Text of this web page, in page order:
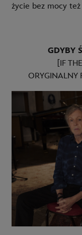
życie bez mocy
GDYBY
[IF
ORYGINALNY